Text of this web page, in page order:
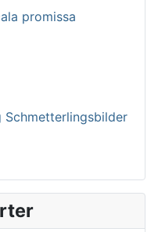
promissa
Schmetterlingsbilder